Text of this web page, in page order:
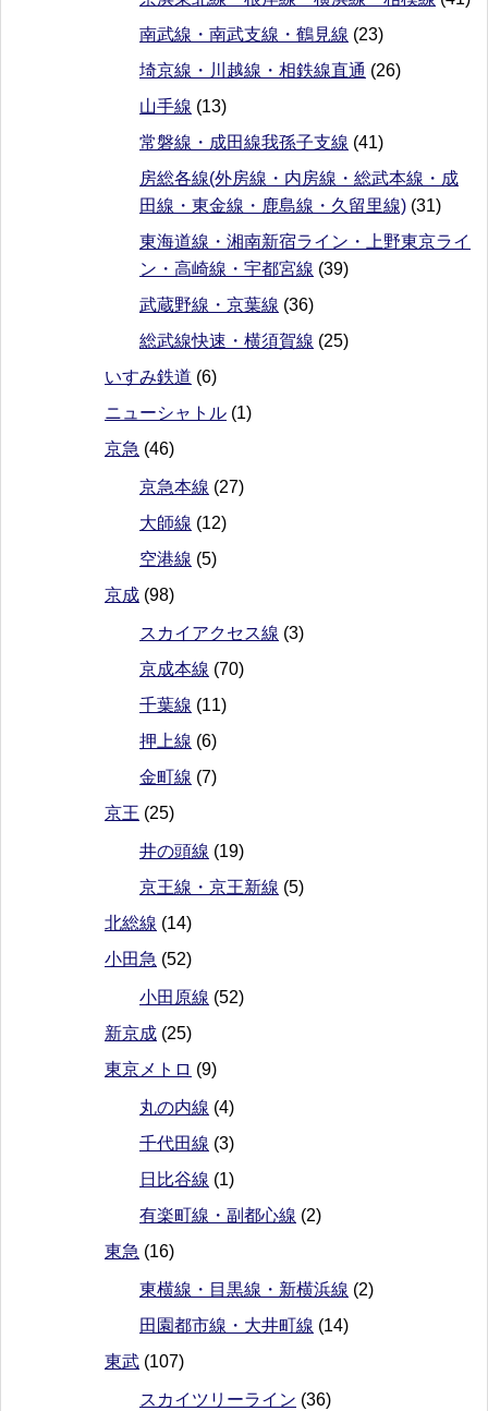
南武線・南武支線・鶴見線 (23)
埼京線・川越線・相鉄線直通 (26)
山手線 (13)
常磐線・成田線我孫子支線 (41)
房総各線(外房線・内房線・総武本線・成
田線・東金線・鹿島線・久留里線) (31)
東海道線・湘南新宿ライン・上野東京ライ
ン・高崎線・宇都宮線 (39)
武蔵野線・京葉線 (36)
総武線快速・横須賀線 (25)
いすみ鉄道 (6)
ニューシャトル (1)
京急 (46)
京急本線 (27)
大師線 (12)
空港線 (5)
京成 (98)
スカイアクセス線 (3)
京成本線 (70)
千葉線 (11)
押上線 (6)
金町線 (7)
京王 (25)
井の頭線 (19)
京王線・京王新線 (5)
北総線 (14)
小田急 (52)
小田原線 (52)
新京成 (25)
東京メトロ (9)
丸の内線 (4)
千代田線 (3)
日比谷線 (1)
有楽町線・副都心線 (2)
東急 (16)
東横線・目黒線・新横浜線 (2)
田園都市線・大井町線 (14)
東武 (107)
スカイツリーライン (36)